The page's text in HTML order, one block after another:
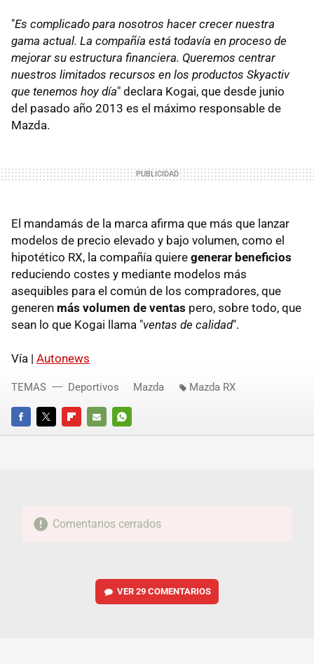
"Es complicado para nosotros hacer crecer nuestra
gama actual. La compañía está todavía en proceso de
mejorar su estructura financiera. Queremos centrar
nuestros limitados recursos en los productos Skyactiv
que tenemos hoy día" declara Kogai, que desde junio
del pasado año 2013 es el máximo responsable de
Mazda.
El mandamás de la marca afirma que más que lanzar
modelos de precio elevado y bajo volumen, como el
hipotético RX, la compañía quiere generar beneficios
reduciendo costes y mediante modelos más
asequibles para el común de los compradores, que
generen más volumen de ventas pero, sobre todo, que
sean lo que Kogai llama "ventas de calidad".
Vía | Autonews
FACEBOOKTWITTERFLIPBOARD
E-
WHATSAPP
TEMAS Deportivos Mazda Mazda RX
Comentarios cerrados
VER 29 COMENTARIOS